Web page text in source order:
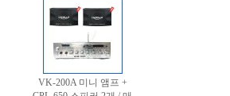
VK-200A 미니 앰프 +